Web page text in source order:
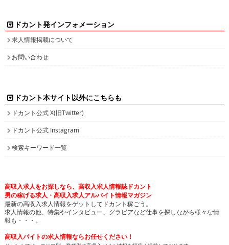
ドカント発インフォメーション
求人情報掲載について
お問い合わせ
ドカント本サイト以外にこちらも
ドカント公式 X(旧Twitter)
ドカント公式 Instagram
検索キーワード一覧
高収入求人をお探しなら、高収入求人情報誌ドカント
男の稼げる求人・高収入求人アルバイト情報マガジン
最新の高収入求人情報をゲットしてドカント稼ごう。
求人情報の他、特集やインタビュー、グラビアなど仕事を探しながら様々な情
報も・・・。
高収入バイトの求人情報ならお任せください！